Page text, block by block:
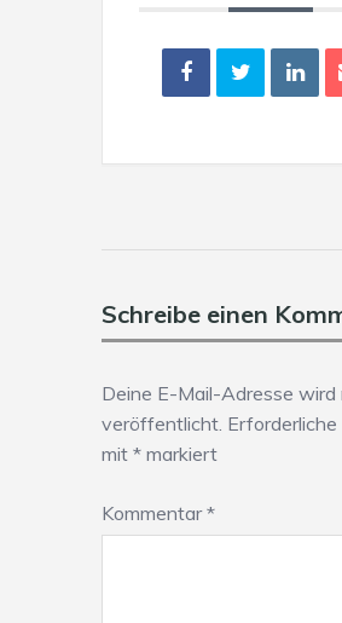
Schreibe einen
Deine E-Mail-Adresse wird
veröffentlicht. Erforderliche
mit * markiert
Kommentar*